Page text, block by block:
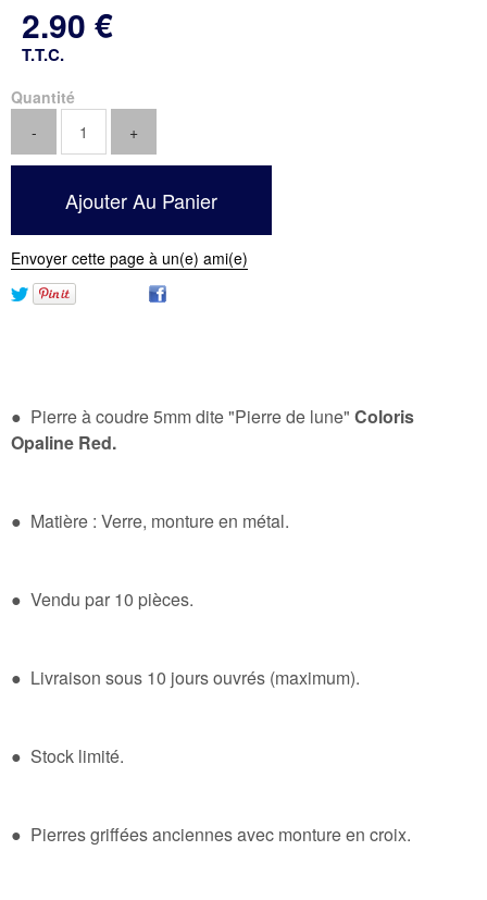
2.90 €
T.T.C.
Quantité
Envoyer cette page à un(e) ami(e)
● Pierre à coudre 5mm dite "Pierre de lune" Coloris
Opaline Red.
● Matière : Verre, monture en métal.
● Vendu par 10 pièces.
● Livraison sous 10 jours ouvrés (maximum).
● Stock limité.
● Pierres griffées anciennes avec monture en croix.